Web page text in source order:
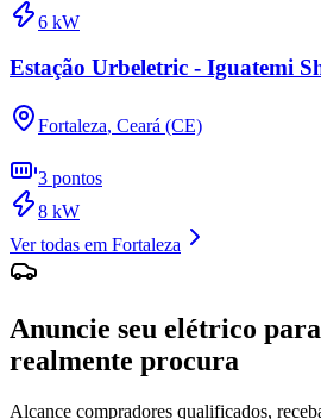
6 kW
Estação Urbeletric - Iguatemi
Fortaleza, Ceará (CE)
3 pontos
8 kW
Ver todas em Fortaleza
Anuncie seu elétrico
realmente procura
Alcance compradores qualificados,